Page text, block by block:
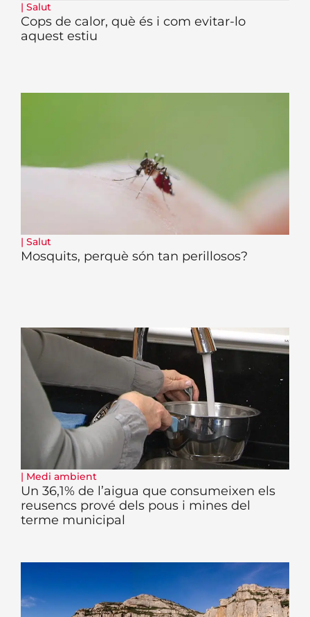
| Salut
Cops de calor, què és i com evitar-lo
aquest estiu
| Salut
Mosquits, perquè són tan perillosos?
| Medi ambient
Un 36,1% de l’aigua que consumeixen els
reusencs prové dels pous i mines del
terme municipal